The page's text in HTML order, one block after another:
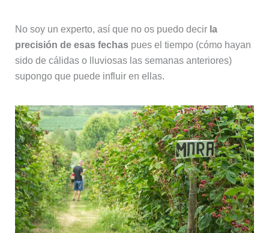
No soy un experto, así que no os puedo decir la
precisión de esas fechaspues el tiempo (cómo hayan
sido de cálidas o lluviosas las semanas anteriores)
supongo que puede influir en ellas.